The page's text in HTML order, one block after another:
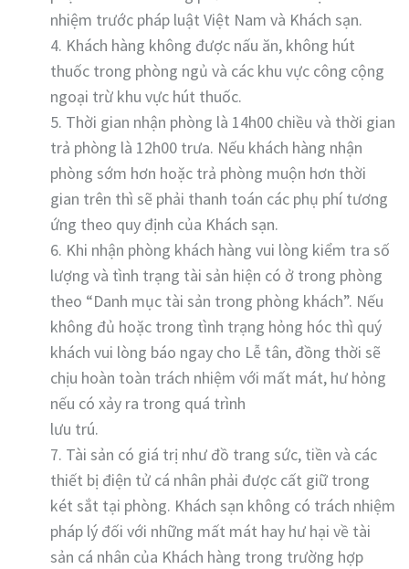
nhiệm trước pháp luật Việt Nam và Khách sạn.
4. Khách hàng không được nấu ăn, không hút
thuốc trong phòng ngủ và các khu vực công cộng
ngoại trừ khu vực hút thuốc.
5. Thời gian nhận phòng là 14h00 chiều và thời gian
trả phòng là 12h00 trưa. Nếu khách hàng nhận
phòng sớm hơn hoặc trả phòng muộn hơn thời
gian trên thì sẽ phải thanh toán các phụ phí tương
ứng theo quy định của Khách sạn.
6. Khi nhận phòng khách hàng vui lòng kiểm tra số
lượng và tình trạng tài sản hiện có ở trong phòng
theo “Danh mục tài sản trong phòng khách”. Nếu
không đủ hoặc trong tình trạng hỏng hóc thì quý
khách vui lòng báo ngay cho Lễ tân, đồng thời sẽ
chịu hoàn toàn trách nhiệm với mất mát, hư hỏng
nếu có xảy ra trong quá trình
lưu trú.
7. Tài sản có giá trị như đồ trang sức, tiền và các
thiết bị điện tử cá nhân phải được cất giữ trong
két sắt tại phòng. Khách sạn không có trách nhiệm
pháp lý đối với những mất mát hay hư hại về tài
sản cá nhân của Khách hàng trong trường hợp